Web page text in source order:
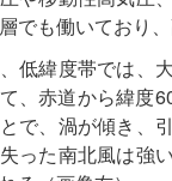
でも働いており
低緯度帯では、
、赤道から緯度
で、渦が傾き、
った南北風は強